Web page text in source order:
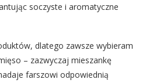
soczyste i aromatyczne
dlatego zawsze wybieram
– zazwyczaj mieszankę
farszowi odpowiednią